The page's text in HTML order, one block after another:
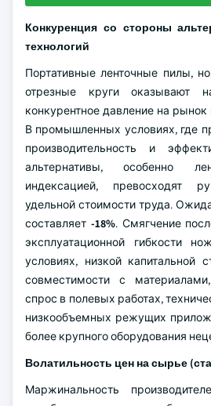
Конкуренция со стороны
технологий
Портативные ленточные пилы,
отрезные круги оказывают
конкурентное давление на
В промышленных условиях, где
производительность и
альтернативы, особенно
индексацией, превосходят
удельной стоимости труда.
составляет -18%. Смягчение
эксплуатационной гибкости
условиях, низкой капитальной
совместимости с
спрос в полевых работах,
низкообъемных режущих
более крупного оборудования
Волатильность цен на сырье
Маржинальность